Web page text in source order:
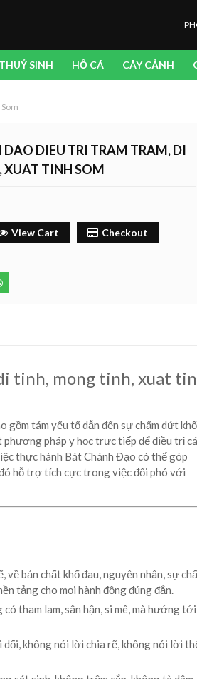
SINH HỒ CÁ CÂY CẢNH
DAO DIEU TRI TRAM TRAM, DI
TINH SOM
View Cart Checkout
tinh, mong tinh, xuat
tám yếu tố dẫn đến sự chấm dứt khổ
pháp y học trực tiếp để điều trị
thực hành Bát Chánh Đạo có thể góp
hỗ trợ tích cực trong việc đối phó với
bản chất khổ đau, nguyên nhân, sự
tảng cho mọi hành động đúng đắn.
có tham lam, sân hận, si mê, mà hướng tới
không nói lời chia rẽ, không nói lời